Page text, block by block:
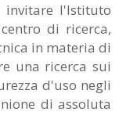
invitare l'Istituto
di ricerca,
in materia di
una ricerca sui
d'uso negli
di assoluta